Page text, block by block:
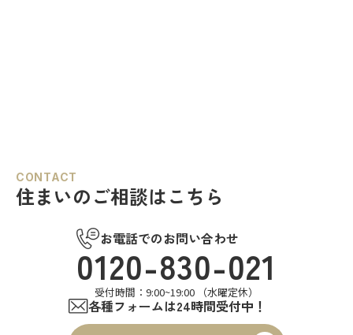
CONTACT
住まいのご相談はこちら
お電話でのお問い合わせ
0120-830-021
受付時間：9:00~19:00 （水曜定休）
各種フォームは24時間受付中！